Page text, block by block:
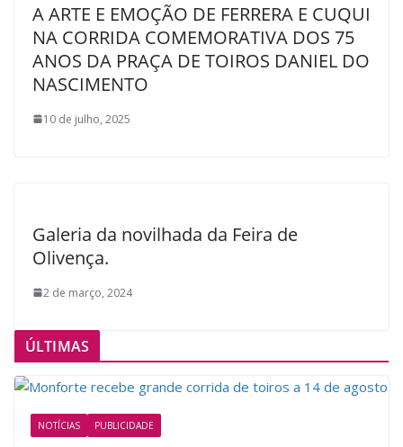
A ARTE E EMOÇÃO DE FERRERA E CUQUI
NA CORRIDA COMEMORATIVA DOS 75
ANOS DA PRAÇA DE TOIROS DANIEL DO
NASCIMENTO
10 de julho, 2025
Galeria da novilhada da Feira de
Olivença.
2 de março, 2024
ÚLTIMAS
NOTÍCIAS PUBLICIDADE